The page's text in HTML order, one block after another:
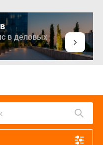
в деловых